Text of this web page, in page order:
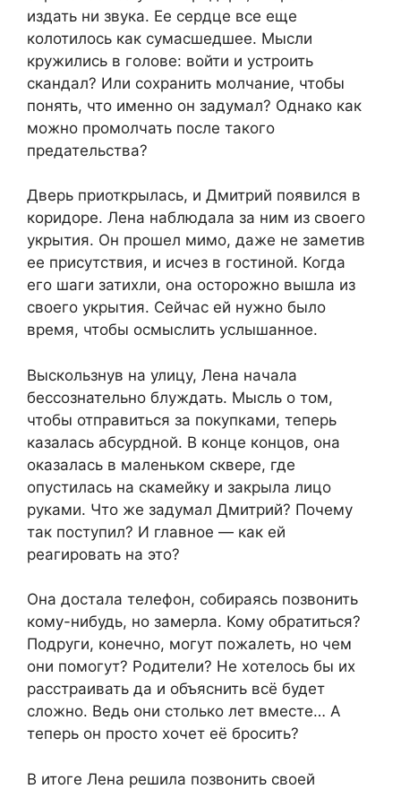
издать ни звука. Ее сердце все еще
колотилось как сумасшедшее. Мысли
кружились в голове: войти и устроить
скандал? Или сохранить молчание, чтобы
понять, что именно он задумал? Однако как
можно промолчать после такого
предательства?
Дверь приоткрылась, и Дмитрий появился в
коридоре. Лена наблюдала за ним из своего
укрытия. Он прошел мимо, даже не заметив
ее присутствия, и исчез в гостиной. Когда
его шаги затихли, она осторожно вышла из
своего укрытия. Сейчас ей нужно было
время, чтобы осмыслить услышанное.
Выскользнув на улицу, Лена начала
бессознательно блуждать. Мысль о том,
чтобы отправиться за покупками, теперь
казалась абсурдной. В конце концов, она
оказалась в маленьком сквере, где
опустилась на скамейку и закрыла лицо
руками. Что же задумал Дмитрий? Почему
так поступил? И главное — как ей
реагировать на это?
Она достала телефон, собираясь позвонить
кому-нибудь, но замерла. Кому обратиться?
Подруги, конечно, могут пожалеть, но чем
они помогут? Родители? Не хотелось бы их
расстраивать да и объяснить всё будет
сложно. Ведь они столько лет вместе… А
теперь он просто хочет её бросить?
В итоге Лена решила позвонить своей